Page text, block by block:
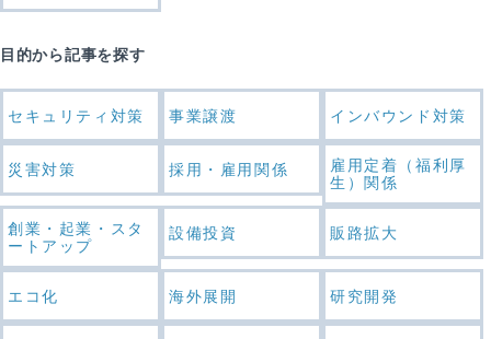
目的から記事を探す
セキュリティ対策 事業譲渡 インバウンド対策
災害対策 採用・雇用関係
雇用定着（福利厚
生）関係
創業・起業・スタ
ートアップ
設備投資 販路拡大
エコ化 海外展開 研究開発